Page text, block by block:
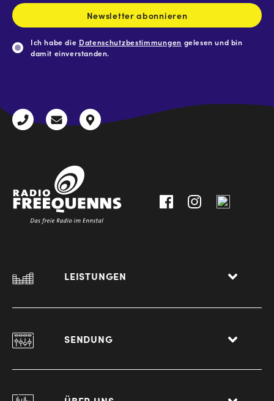
Newsletter abonnieren
Ich habe die Datenschutzbestimmungen gelesen und bin
damit einverstanden.
+43
radio@freequenns.at
Kulturhausstraße
LEISTUNGEN
SENDUNG